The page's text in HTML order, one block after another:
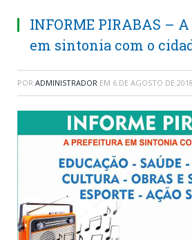
INFORME PIRABAS –
em sintonia com o
POR ADMINISTRADOR EM 6 DE AGOSTO DE 2018